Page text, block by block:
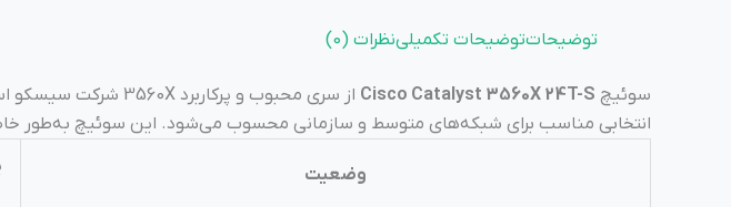
توضیحاتتوضیحات تکمیلینظرات (0)
سوئیچ Cisco Catalyst 3560X 24T-S
انتخابی مناسب برای شبکه‌های متوسط و سازمانی محسوب می‌شود. این سوئیچ به‌طور
وضعیت